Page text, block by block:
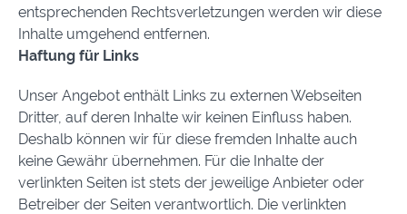
entsprechenden Rechtsverletzungen werden wir diese
Inhalte umgehend entfernen.
Haftung für Links
Unser Angebot enthält Links zu externen Webseiten
Dritter, auf deren Inhalte wir keinen Einfluss haben.
Deshalb können wir für diese fremden Inhalte auch
keine Gewähr übernehmen. Für die Inhalte der
verlinkten Seiten ist stets der jeweilige Anbieter oder
Betreiber der Seiten verantwortlich. Die verlinkten